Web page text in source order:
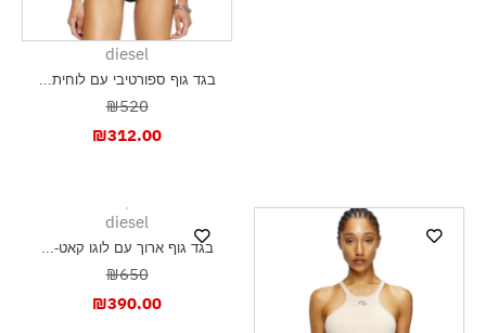
diesel
בגד גוף ספורטיבי עם לוחית...
₪520
₪312.00
diesel
בגד גוף ארוך עם לוגו קאט-...
₪650
₪390.00